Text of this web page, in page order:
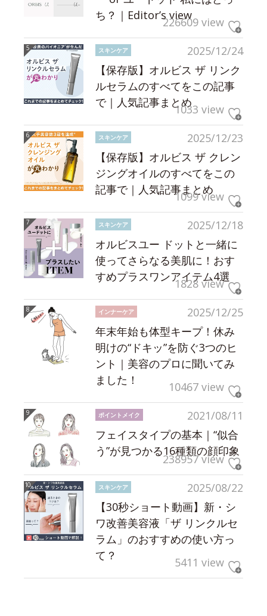
ち？｜Editor’s view226609 view
2025/12/24
スキンケア
【保存版】オルビス ザ リンク
ルセラムのすべてをこの記事
で｜人気記事まとめ1033 view
2025/12/23
スキンケア
【保存版】オルビス ザ クレン
ジングオイルのすべてをこの
記事で｜人気記事まとめ
1099 view
2025/12/18
スキンケア
オルビスユー ドットと一緒に
使ってさらなる美肌に！おす
すめプラスワンアイテム4選
1828 view
2025/12/25
インナーケア
年末年始も体型キープ！休み
明けの“ドキッ”を防ぐ3つのヒ
ント｜美容のプロに聞いてみ
ました！
10467 view
2021/08/11
ポイントメイク
フェイスタイプの基本｜“似合
う”が見つかる16種類の顔印象
238957 view
2025/08/22
スキンケア
【30秒ショート動画】新・シ
ワ改善美容液「ザ リンクルセ
ラム」のおすすめの使い方っ
て？
5411 view